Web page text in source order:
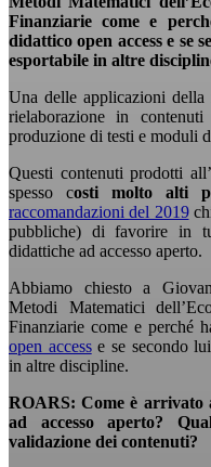
Finanziarie come e
didattico open access e se
esportabile in altre
Una delle applicazioni della
rielaborazione in
produzione di testi e moduli
Questi contenuti prodotti
spesso costi molto alti
raccomandazioni del 2019
pubbliche) di favorire in
didattiche ad accesso aperto.
Abbiamo chiesto a
Metodi Matematici
Finanziarie come e perché
open accesse se secondo lui
in altre discipline.
ROARS: Come è arrivato
ad accesso aperto?
validazione dei contenuti?